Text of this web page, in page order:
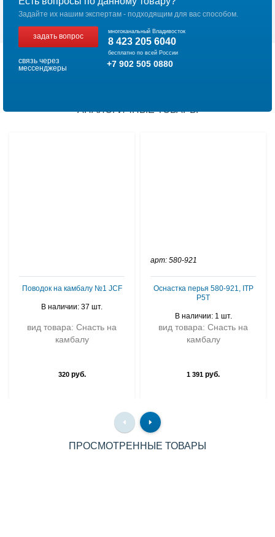
Задайте их нашим экспертам - подходящим для вас способом.
задать вопрос
многоканальный Владивосток
8 423 205 6040
бесплатно по всей России
связь через
мессенджеры
+7 902 505 0880
АНАЛОГИЧНЫЕ ТОВАРЫ
Поводок на камбалу №1 JCF
В наличии: 37 шт.
вид товара: Снасть на
камбалу
320руб.
арт: 580-921
Оснастка перья 580-921, ITP
P5T
В наличии: 1 шт.
вид товара: Снасть на
камбалу
1 391 руб.
ПРОСМОТРЕННЫЕ ТОВАРЫ